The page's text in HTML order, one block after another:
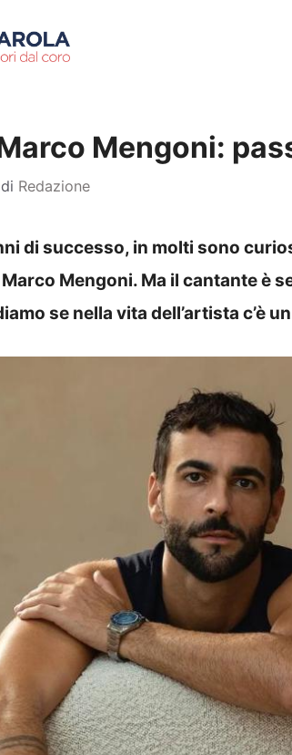
Mengoni:
di Redazione
di successo, in molti sono
Mengoni. Ma il cantante è
se nella vita dell’artista c’è